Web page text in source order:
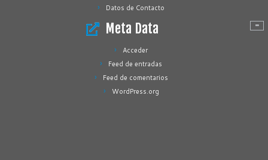
Datos de Contacto
Meta Data
Acceder
Feed de entradas
Feed de comentarios
WordPress.org